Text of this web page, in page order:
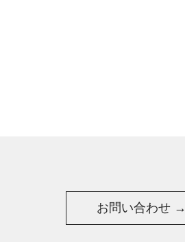
お問い合わせ →